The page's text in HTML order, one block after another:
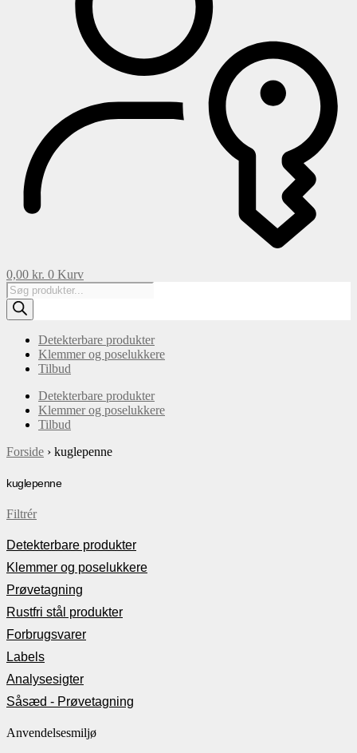
0,00 kr. 0 Kurv
Products
search
Detekterbare produkter
Klemmer og poselukkere
Tilbud
Detekterbare produkter
Klemmer og poselukkere
Tilbud
Forside › kuglepenne
kuglepenne
Filtrér
Detekterbare produkter
Klemmer og poselukkere
Prøvetagning
Rustfri stål produkter
Forbrugsvarer
Labels
Analysesigter
Såsæd - Prøvetagning
Anvendelsesmiljø